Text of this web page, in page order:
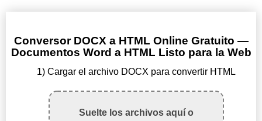
Conversor DOCX a HTML Online Gratuito —
Documentos Word a HTML Listo para la Web
1) Cargar el archivo DOCX para convertir HTML
Suelte los archivos aquí o